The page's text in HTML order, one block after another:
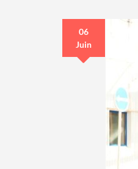
06
Juin